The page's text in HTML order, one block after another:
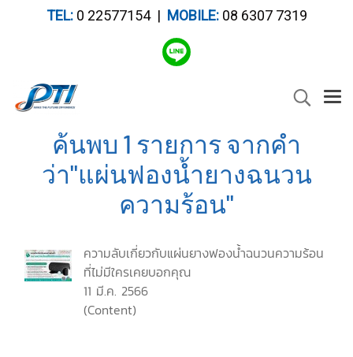
TEL:0 22577154 | MOBILE: 08 6307 7319
ค้นพบ 1 รายการ จากคำ
ว่า"แผ่นฟองน้ำยางฉนวน
ความร้อน"
ความลับเกี่ยวกับแผ่นยางฟองน้ำฉนวนความร้อน
ที่ไม่มีใครเคยบอกคุณ
11 มี.ค. 2566
(Content)